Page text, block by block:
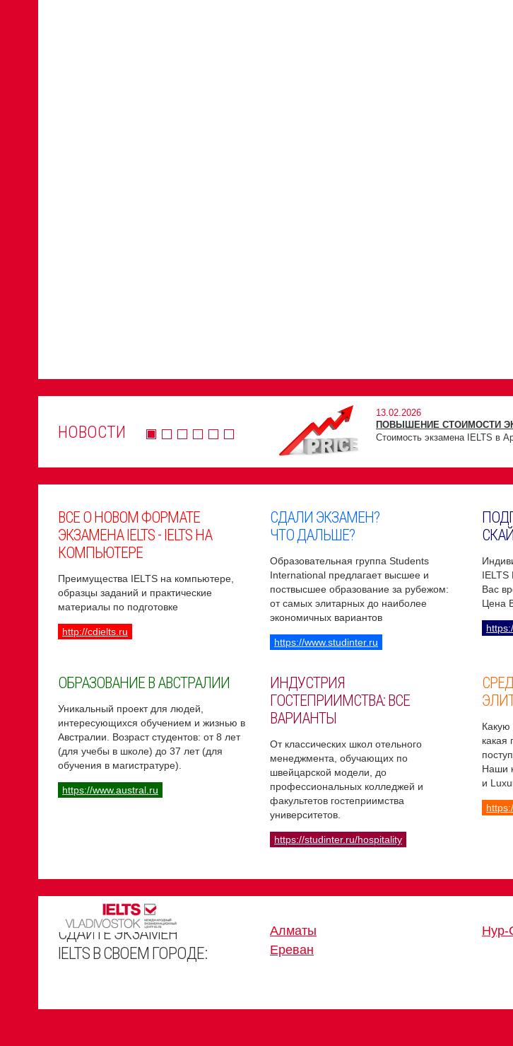
НОВОСТИ
13.02.2026
ПОВЫШЕНИЕ СТОИМОСТИ
Стоимость экзамена IELTS в
ВСЕ О НОВОМ ФОРМАТЕ
ЭКЗАМЕНА IELTS - IELTS НА
КОМПЬЮТЕРЕ
Преимущества IELTS на компьютере,
образцы заданий и практические
материалы по подготовке
http://cdielts.ru
СДАЛИ ЭКЗАМЕН?
ЧТО ДАЛЬШЕ?
Образовательная группа Students
International предлагает высшее и
поствысшее образование за рубежом:
от самых элитарных до наиболее
экономичных вариантов
https://www.studinter.ru
IELTS
Вас
Цена
ОБРАЗОВАНИЕ В АВСТРАЛИИ
Уникальный проект для людей,
интересующихся обучением и жизнью в
Австралии. Возраст студентов: от 8 лет
(для учебы в школе) до 37 лет (для
обучения в магистратуре).
https://www.austral.ru
ИНДУСТРИЯ
ГОСТЕПРИИМСТВА: ВСЕ
ВАРИАНТЫ
От классических школ отельного
менеджмента, обучающих по
швейцарской модели, до
профессиональных колледжей и
факультетов гостеприимства
университетов.
https://studinter.ru/hospitality
Какую
какая
Наши
и
СДАЙТЕ ЭКЗАМЕН
IELTS В СВОЕМ ГОРОДЕ:
Алматы
Ереван
Нур-